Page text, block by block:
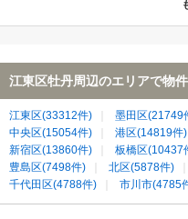
江東区牡丹周辺のエリアで物
江東区(33312件) 墨田区(21749
中央区(15054件)
港区(14819件)
新宿区(13860件)
板橋区(10437
豊島区(7498件)
北区(5878件)
千代田区(4788件)
市川市(4785
浦安市(1038件)